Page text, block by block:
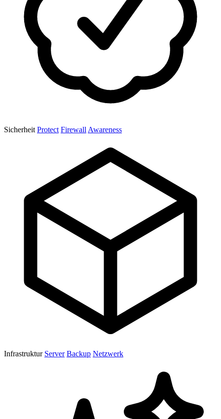
Sicherheit Protect Firewall Awareness
Infrastruktur Server Backup Netzwerk